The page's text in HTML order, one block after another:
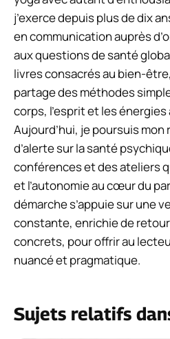
j’exerce depuis plus de dix
en communication auprès
aux questions de santé
livres consacrés au bien-
partage des méthodes
corps, l’esprit et les
Aujourd’hui, je poursuis mon
d’alerte sur la santé
conférences et des ateliers
et l’autonomie au cœur du
démarche s’appuie sur une
constante, enrichie de
concrets, pour offrir au
nuancé et pragmatique.
Sujets relatifs